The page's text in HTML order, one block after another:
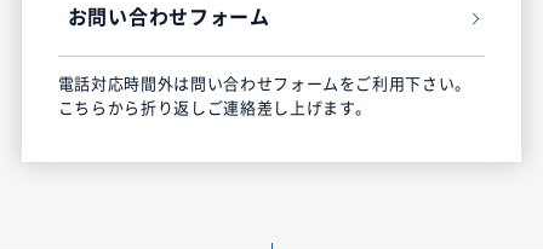
お問い合わせフォーム
電話対応時間外は問い合わせフォームをご利用下さい。
こちらから折り返しご連絡差し上げます。